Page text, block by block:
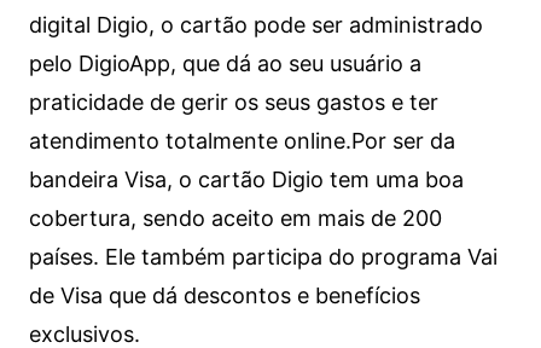
digital Digio, o cartão pode ser administrado
pelo DigioApp, que dá ao seu usuário a
praticidade de gerir os seus gastos e ter
atendimento totalmente online.Por ser da
bandeira Visa, o cartão Digio tem uma boa
cobertura, sendo aceito em mais de 200
países. Ele também participa do programa Vai
de Visa que dá descontos e benefícios
exclusivos.